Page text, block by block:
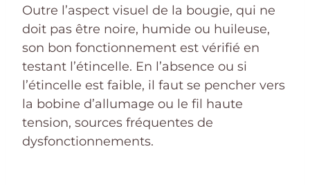
Outre l’aspect visuel de la bougie, qui ne
doit pas être noire, humide ou huileuse,
son bon fonctionnement est vérifié en
testant l’étincelle. En l’absence ou si
l’étincelle est faible, il faut se pencher vers
la bobine d’allumage ou le fil haute
tension, sources fréquentes de
dysfonctionnements.